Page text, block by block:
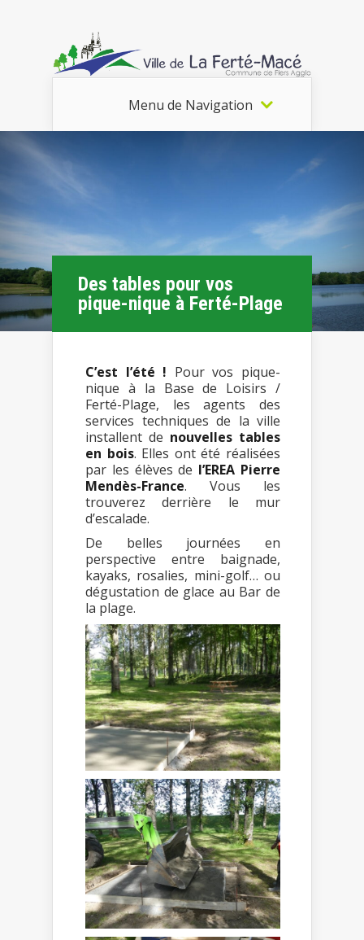
Menu de Navigation
Des tables pour vos
pique-nique à Ferté-Plage
C’est l’été ! Pour vos pique-
nique à la Base de Loisirs /
Ferté-Plage, les agents des
services techniques de la ville
installent de nouvelles tables
en bois. Elles ont été réalisées
par les élèves de l’EREA Pierre
Mendès-France. Vous les
trouverez derrière le mur
d’escalade.
De belles journées en
perspective entre baignade,
kayaks, rosalies, mini-golf… ou
dégustation de glace au Bar de
la plage.